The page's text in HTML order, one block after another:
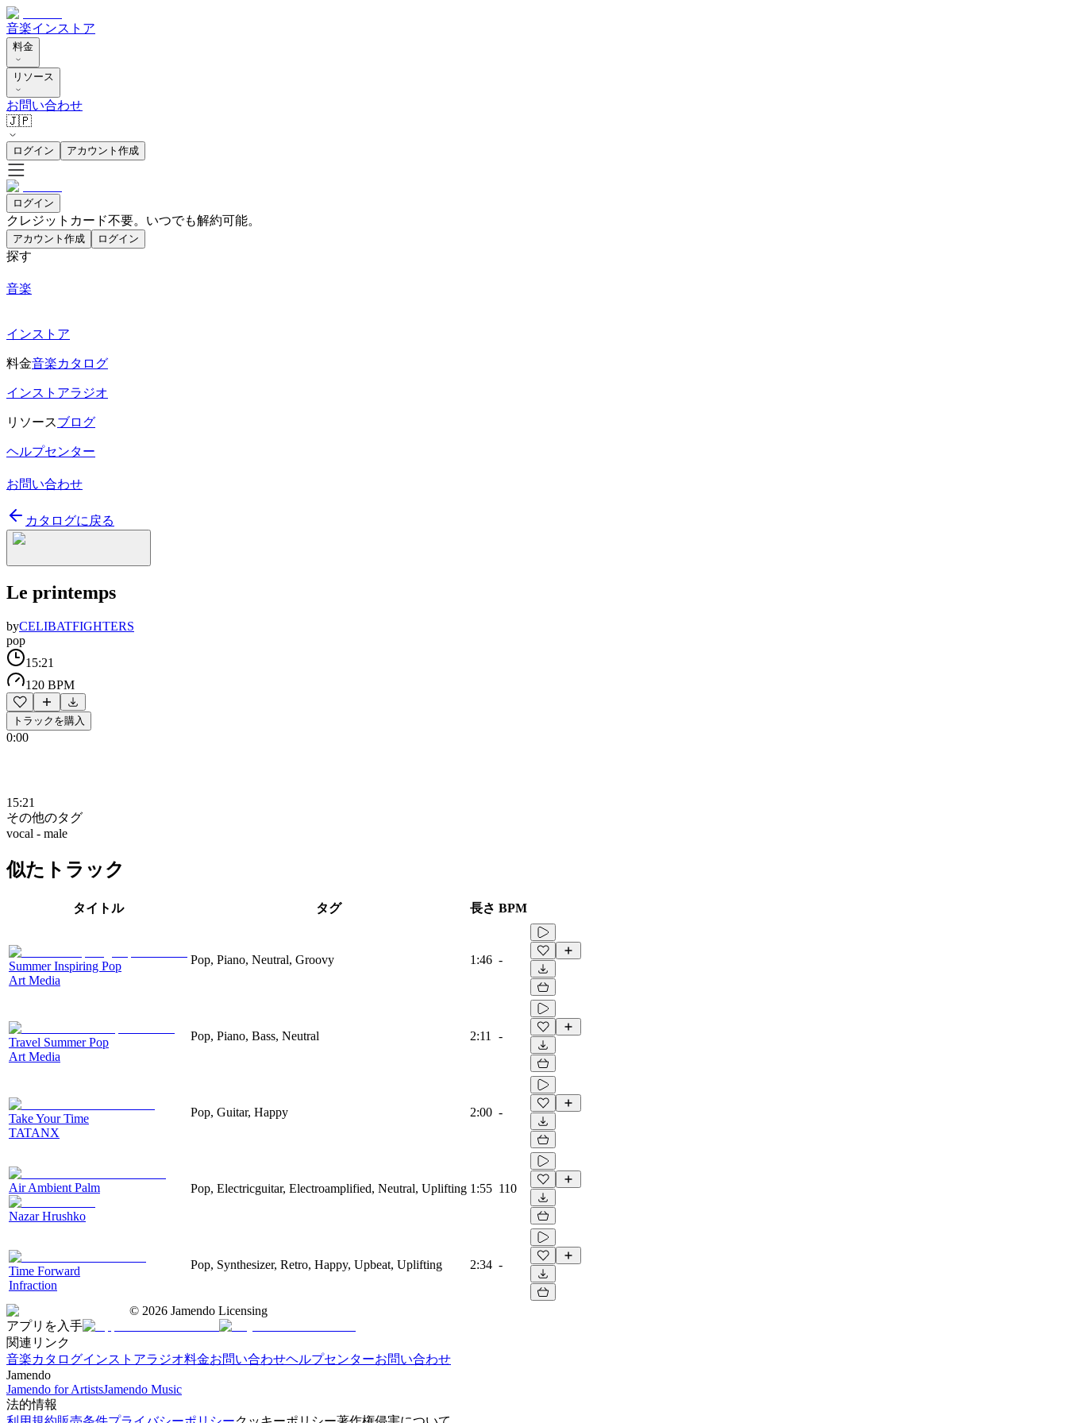
音楽インストア
料金
リソース
お問い合わせ
🇯🇵
ログイン アカウント作成
ログイン
クレジットカード不要。いつでも解約可能。
アカウント作成 ログイン
探す
音楽
インストア
料金音楽カタログ
インストアラジオ
リソースブログ
ヘルプセンター
お問い合わせ
カタログに戻る
Le printemps
byCELIBATFIGHTERS
pop
15:21
120 BPM
トラックを購入
0:00
15:21
その他のタグ
vocal - male
似たトラック
タイトル タグ 長さ BPM
Summer Inspiring Pop
Art Media
Pop, Piano, Neutral, Groovy 1:46 -
Travel Summer Pop
Art Media
Pop, Piano, Bass, Neutral 2:11 -
Take Your Time
TATANX
Pop, Guitar, Happy 2:00 -
Air Ambient Palm
Nazar Hrushko
Pop, Electricguitar, Electroamplified, Neutral, Uplifting 1:55 110
Time Forward
Infraction
Pop, Synthesizer, Retro, Happy, Upbeat, Uplifting 2:34 -
© 2026 Jamendo Licensing
アプリを入手
関連リンク
音楽カタログインストアラジオ料金お問い合わせヘルプセンターお問い合わせ
Jamendo
Jamendo for ArtistsJamendo Music
法的情報